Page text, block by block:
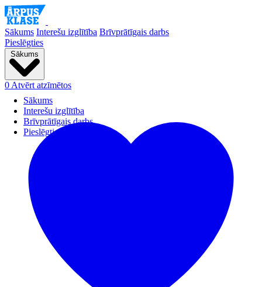
Sākums Interešu izglītība Brīvprātīgais darbs
Pieslēgties
Sākums
Sākums
Interešu izglītība
Brīvprātīgais darbs
Pieslēgties
0 Atvērt atzīmētos